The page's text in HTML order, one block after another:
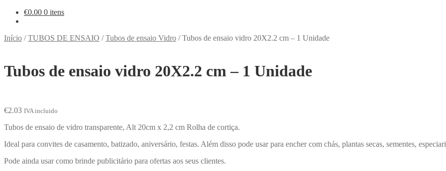
€0.00 0 itens
Início /TUBOS DE ENSAIO /Tubos de ensaio Vidro /Tubos de ensaio vidro 20X2.2 cm – 1 Unidade
Tubos de ensaio vidro 20X2.2 cm – 1 Unidade
€2.03 IVA incluido
Tubos de ensaio de vidro transparente, Alt 20cm x 2,2 cm Rolha de cortiça.
Ideal para convites de casamento, batizado, aniversário, festas. Além disso pode usar para encher com chás, plantas secas, sementes,
Pode ainda usar como brinde publicitário para ofertas aos seus clientes.